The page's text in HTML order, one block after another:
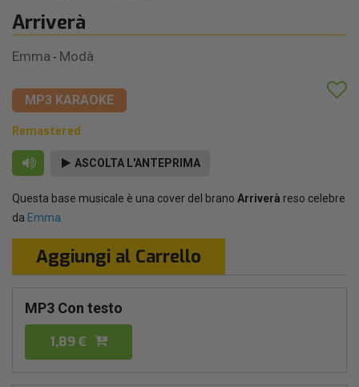
Arriverà
Emma - Modà
MP3 KARAOKE
Remastered
ASCOLTA L'ANTEPRIMA
Questa base musicale è una cover del brano Arriverà reso celebre
da Emma
Aggiungi al Carrello
MP3 Con testo
1,89 €